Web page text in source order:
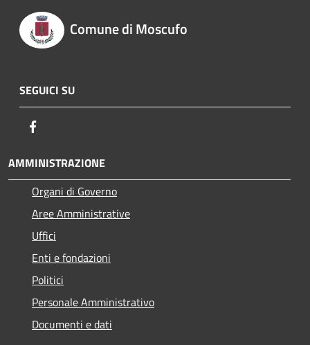
Comune di Moscufo
SEGUICI SU
AMMINISTRAZIONE
Organi di Governo
Aree Amministrative
Uffici
Enti e fondazioni
Politici
Personale Amministrativo
Documenti e dati